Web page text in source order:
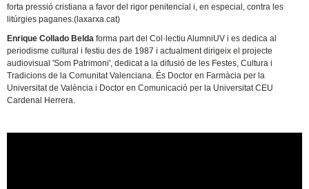
forta pressió cristiana a favor del rigor penitencial i, en especial, contra les
litúrgies paganes.(laxarxa.cat)
Enrique Collado Beldaforma part del Col·lectiu AlumniUV i es dedica al
periodisme cultural i festiu des de 1987 i actualment dirigeix el projecte
audiovisual 'Som Patrimoni', dedicat a la difusió de les Festes, Cultura i
Tradicions de la Comunitat Valenciana. És Doctor en Farmàcia per la
Universitat de València i Doctor en Comunicació per la Universitat CEU
Cardenal Herrera.